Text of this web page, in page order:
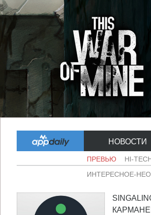
НОВОСТИ
ПРЕВЬЮ HI-
ИНТЕРЕСНОЕ-